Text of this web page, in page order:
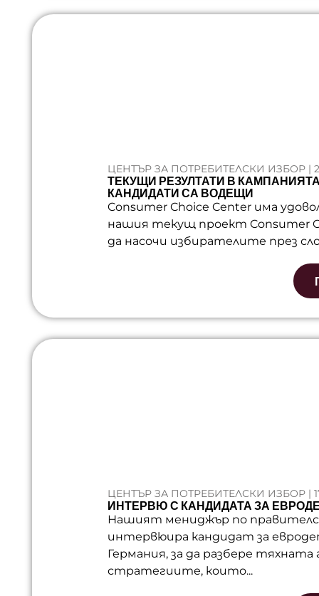
ЦЕНТЪР ЗА ПОТРЕБИТЕЛСКИ ИЗБОР |
ТЕКУЩИ РЕЗУЛТАТИ В КАМПАНИЯТА
КАНДИДАТИ СА ВОДЕЩИ
Consumer Choice Center има
нашия текущ проект Consumer
да насочи избирателите през
ЦЕНТЪР ЗА ПОТРЕБИТЕЛСКИ ИЗБОР |
ИНТЕРВЮ С КАНДИДАТА ЗА
Нашият мениджър по
интервюира кандидат за
Германия, за да разбере
стратегиите, които...